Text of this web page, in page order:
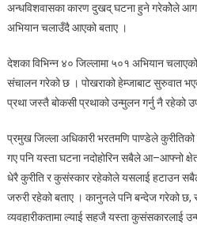
अन्धविशवासका कारण दुखद् घटना हुने गरेकोेले
अभियान चलाउँदै आएको बताए ।
देशका विभिन्न ४० जिल्लामा ५०१ अभियान
संचालन गरेको छ । पोखराको हेम्जाबाट सुरुवात
प्रथा जस्तै बोकसी प्रथाको उन्मुलन गर्नु नै रहेको
प्रमुख जिल्ला अधिकारी भरतमणि पाण्डेले कुरीतिको
गए पनि यस्ता घटना नदोहोरिन सबैले आ–आफ्नो
धेरै कुरीति र कुसंस्कार रहेकोले यसलाई हटाउन सबैले
जरुरी रहेको बताए । कानुनले पनि बन्देज गरेको छ,
व्यवहारीकतामा ल्याई सहजै यस्ता कुसंसकारलाई